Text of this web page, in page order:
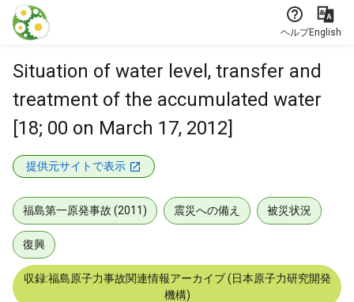
本文に飛ぶ
ヘルプEnglish
Situation of water level, transfer and
treatment of the accumulated water
[18; 00 on March 17, 2012]
提供元サイトで表示
福島第一原発事故 (2011) 震災への備え 被災状況
復興
収録:福島原子力事故関連情報アーカイブ (日本原子力研究開発
機構)